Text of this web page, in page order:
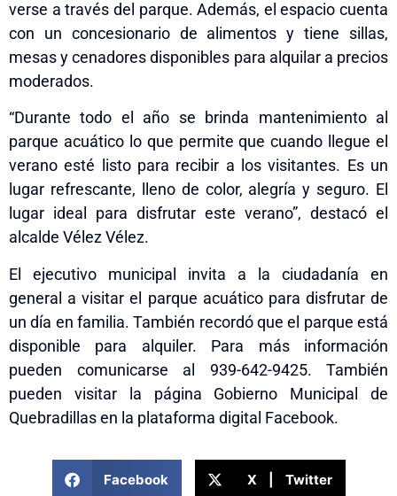
verse a través del parque. Además, el espacio cuenta
con un concesionario de alimentos y tiene sillas,
mesas y cenadores disponibles para alquilar a precios
moderados.
“Durante todo el año se brinda mantenimiento al
parque acuático lo que permite que cuando llegue el
verano esté listo para recibir a los visitantes. Es un
lugar refrescante, lleno de color, alegría y seguro. El
lugar ideal para disfrutar este verano”, destacó el
alcalde Vélez Vélez.
El ejecutivo municipal invita a la ciudadanía en
general a visitar el parque acuático para disfrutar de
un día en familia. También recordó que el parque está
disponible para alquiler. Para más información
pueden comunicarse al 939-642-9425. También
pueden visitar la página Gobierno Municipal de
Quebradillas en la plataforma digital Facebook.
Facebook X | Twitter